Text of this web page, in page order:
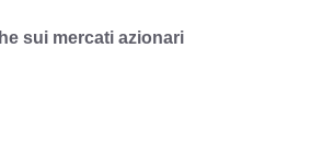
sui mercati azionari